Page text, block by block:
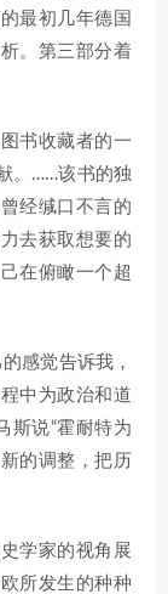
最初几年德国
。第三部分着
书收藏者的一
。……该书的独
经缄口不言的
去获取想要的
在俯瞰一个超
感觉告诉我，
中为政治和道
斯说“霍耐特为
的调整，把历
学家的视角展
所发生的种种